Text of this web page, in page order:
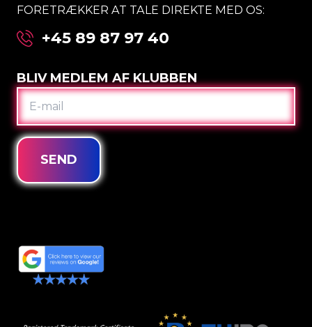
FORETRÆKKER AT TALE DIREKTE MED OS:
+45 89 87 97 40
BLIV MEDLEM AF KLUBBEN
E-
MAIL
SEND